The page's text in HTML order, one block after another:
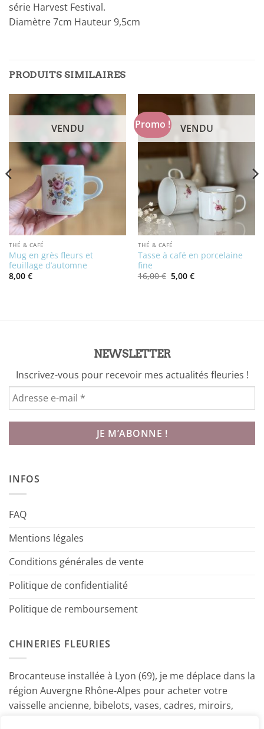
série Harvest Festival.
Diamètre 7cm Hauteur 9,5cm
PRODUITS SIMILAIRES
VENDU
THÉ & CAFÉ
Mug en grès fleurs et
feuillage d’automne
8,00 €
Promo ! VENDU
THÉ & CAFÉ
Tasse à café en porcelaine
fine
16,00€ Le
prix
5,00 €Le
NEWSLETTER
Inscrivez-vous pour recevoir mes actualités fleuries !
INFOS
FAQ
Mentions légales
Conditions générales de vente
Politique de confidentialité
Politique de remboursement
CHINERIES FLEURIES
Brocanteuse installée à Lyon (69), je me déplace dans la
région Auvergne Rhône-Alpes pour acheter votre
vaisselle ancienne, bibelots, vases, cadres, miroirs,